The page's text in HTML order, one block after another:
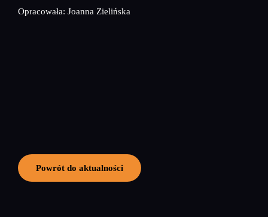
Opracowała: Joanna Zielińska
Powrót do aktualności